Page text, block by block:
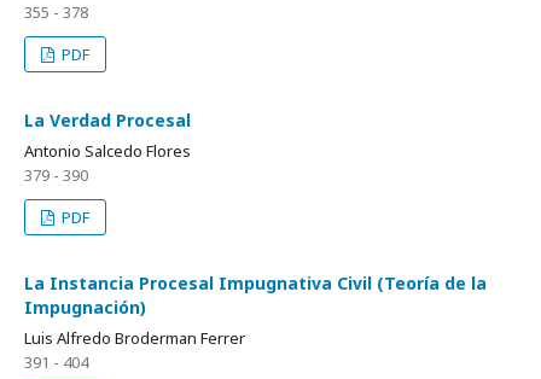
355 - 378
PDF
La Verdad Procesal
Antonio Salcedo Flores
379 - 390
PDF
La Instancia Procesal Impugnativa Civil (Teoría de la
Impugnación)
Luis Alfredo Broderman Ferrer
391 - 404